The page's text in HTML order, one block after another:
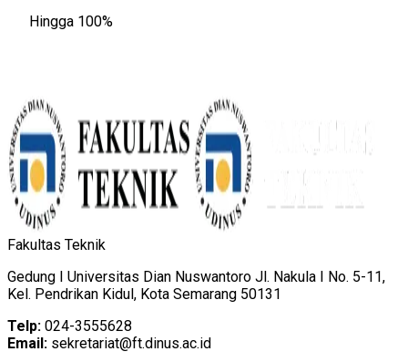
Hingga 100%
Fakultas Teknik
Gedung I Universitas Dian Nuswantoro Jl. Nakula I No. 5-11,
Kel. Pendrikan Kidul, Kota Semarang 50131
Telp: 024-3555628
Email: sekretariat@ft.dinus.ac.id